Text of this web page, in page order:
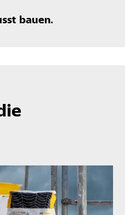
bauen.